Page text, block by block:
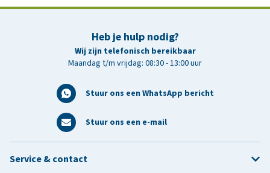
Heb je hulp nodig?
Wij zijn telefonisch bereikbaar
Maandag t/m vrijdag: 08:30 - 13:00 uur
Stuur ons een WhatsApp bericht
Stuur ons een e-mail
Service & contact